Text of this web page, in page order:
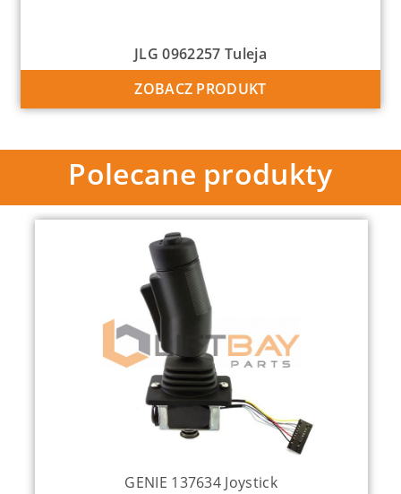
JLG 0962257 Tuleja
ZOBACZ PRODUKT
Polecane produkty
GENIE 137634 Joystick